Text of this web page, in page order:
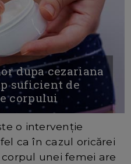
dupa cezariana
suficient de
corpului
o intervenție
ca în cazul oricărei
unei femei are